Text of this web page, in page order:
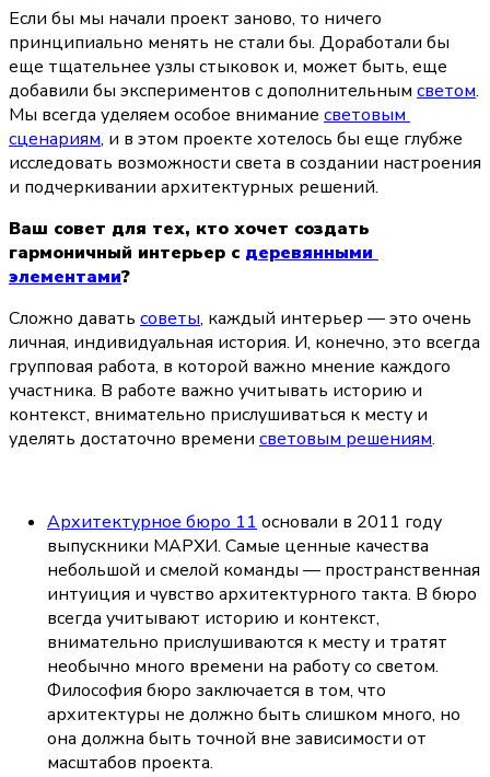
Если бы мы начали проект заново, то ничего
принципиально менять не стали бы. Доработали бы
еще тщательнее узлы стыковок и, может быть, еще
добавили бы экспериментов с дополнительным светом.
Мы всегда уделяем особое внимание световым
сценариям, и в этом проекте хотелось бы еще глубже
исследовать возможности света в создании настроения
и подчеркивании архитектурных решений.
Ваш совет для тех, кто хочет создать
гармоничный интерьер с деревянными
элементами?
Сложно давать советы, каждый интерьер — это очень
личная, индивидуальная история. И, конечно, это всегда
групповая работа, в которой важно мнение каждого
участника. В работе важно учитывать историю и
контекст, внимательно прислушиваться к месту и
уделять достаточно времени световым решениям.
Архитектурное бюро 11 основали в 2011 году
выпускники МАРХИ. Самые ценные качества
небольшой и смелой команды — пространственная
интуиция и чувство архитектурного такта. В бюро
всегда учитывают историю и контекст,
внимательно прислушиваются к месту и тратят
необычно много времени на работу со светом.
Философия бюро заключается в том, что
архитектуры не должно быть слишком много, но
она должна быть точной вне зависимости от
масштабов проекта.